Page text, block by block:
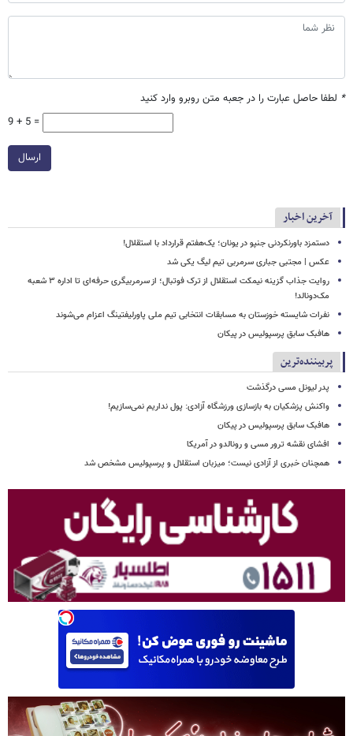
* لطفا حاصل عبارت را در جعبه متن روبرو وارد کنید
9 + 5 =
ارسال
آخرین اخبار
دستمزد باورنکردنی جنپو در یونان؛ یک‌هفتم قرارداد با استقلال!
عکس | مجتبی جباری سرمربی تیم لیگ یکی شد
روایت جذاب گزینه نیمکت استقلال از ترک فوتبال؛ از سرمربیگری حرفه‌ای تا اداره ۳ شعبه
مک‌دونالد!
نفرات شایسته خوزستان به مسابقات انتخابی تیم ملی پاورلیفتینگ اعزام می‌شوند
هافبک سابق پرسپولیس در پیکان
پربیننده‌ترین
پدر لیونل مسی درگذشت
واکنش پزشکیان به بازسازی ورزشگاه آزادی: پول نداریم نمی‌سازیم!
هافبک سابق پرسپولیس در پیکان
افشای نقشه ترور مسی و رونالدو در آمریکا
همچنان خبری از آزادی نیست؛ میزبان استقلال و پرسپولیس مشخص شد